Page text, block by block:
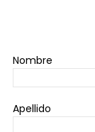
Nombre
Apellido